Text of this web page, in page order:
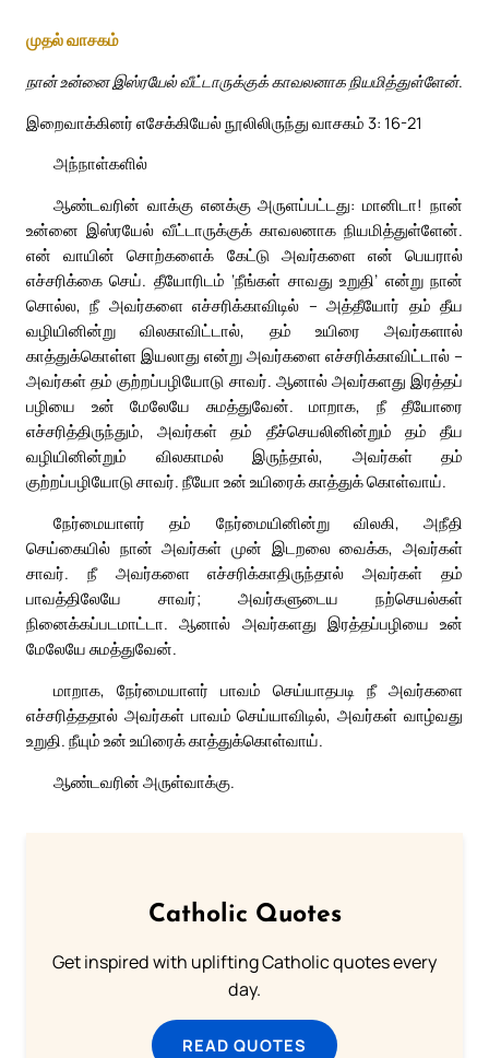
முதல் வாசகம்
நான் உன்னை இஸ்ரயேல் வீட்டாருக்குக் காவலனாக நியமித்துள்ளேன்.
இறைவாக்கினர் எசேக்கியேல் நூலிலிருந்து வாசகம் 3: 16-21
அந்நாள்களில்
ஆண்டவரின் வாக்கு எனக்கு அருளப்பட்டது: மானிடா! நான்
உன்னை இஸ்ரயேல் வீட்டாருக்குக் காவலனாக நியமித்துள்ளேன்.
என் வாயின் சொற்களைக் கேட்டு அவர்களை என் பெயரால்
எச்சரிக்கை செய். தீயோரிடம் ‘நீங்கள் சாவது உறுதி’ என்று நான்
சொல்ல, நீ அவர்களை எச்சரிக்காவிடில் – அத்தீயோர் தம் தீய
வழியினின்று விலகாவிட்டால், தம் உயிரை அவர்களால்
காத்துக்கொள்ள இயலாது என்று அவர்களை எச்சரிக்காவிட்டால் –
அவர்கள் தம் குற்றப்பழியோடு சாவர். ஆனால் அவர்களது இரத்தப்
பழியை உன் மேலேயே சுமத்துவேன். மாறாக, நீ தீயோரை
எச்சரித்திருந்தும், அவர்கள் தம் தீச்செயலினின்றும் தம் தீய
வழியினின்றும் விலகாமல் இருந்தால், அவர்கள் தம்
குற்றப்பழியோடு சாவர். நீயோ உன் உயிரைக் காத்துக் கொள்வாய்.
நேர்மையாளர் தம் நேர்மையினின்று விலகி, அநீதி
செய்கையில் நான் அவர்கள் முன் இடறலை வைக்க, அவர்கள்
சாவர். நீ அவர்களை எச்சரிக்காதிருந்தால் அவர்கள் தம்
பாவத்திலேயே சாவர்; அவர்களுடைய நற்செயல்கள்
நினைக்கப்படமாட்டா. ஆனால் அவர்களது இரத்தப்பழியை உன்
மேலேயே சுமத்துவேன்.
மாறாக, நேர்மையாளர் பாவம் செய்யாதபடி நீ அவர்களை
எச்சரித்ததால் அவர்கள் பாவம் செய்யாவிடில், அவர்கள் வாழ்வது
உறுதி. நீயும் உன் உயிரைக் காத்துக்கொள்வாய்.
ஆண்டவரின் அருள்வாக்கு.
Catholic Quotes
Get inspired with uplifting Catholic quotes every
day.
READ QUOTES